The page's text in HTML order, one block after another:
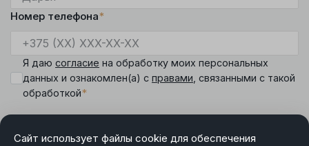
Сайт использует файлы cookie для обеспечения
Номер телефона*
Я даю согласие на обработку моих персональных
данных и ознакомлен(а) с правами , связанными с такой
обработкой*